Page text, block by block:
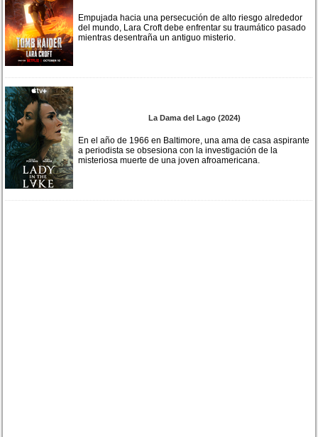
Empujada hacia una persecución de alto riesgo alrededor
del mundo, Lara Croft debe enfrentar su traumático pasado
mientras desentraña un antiguo misterio.
La Dama del Lago (2024)
En el año de 1966 en Baltimore, una ama de casa aspirante
a periodista se obsesiona con la investigación de la
misteriosa muerte de una joven afroamericana.